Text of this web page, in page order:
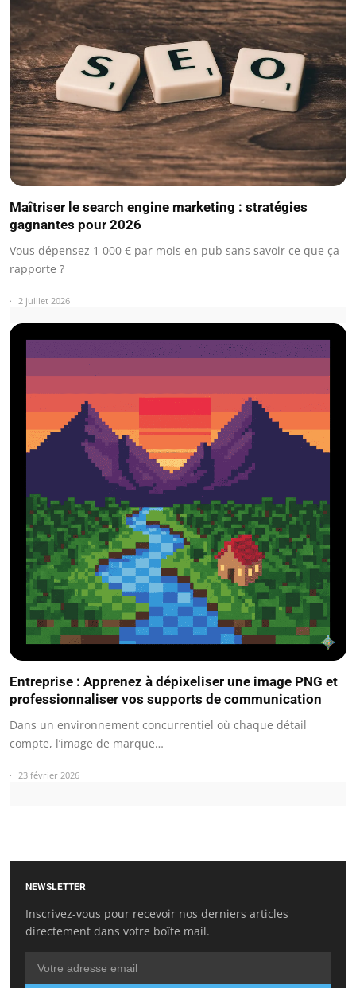
Maîtriser le search engine marketing : stratégies
gagnantes pour 2026
Vous dépensez 1 000 € par mois en pub sans savoir ce que ça
rapporte ?
2 juillet 2026
Entreprise : Apprenez à dépixeliser une image PNG et
professionnaliser vos supports de communication
Dans un environnement concurrentiel où chaque détail
compte, l’image de marque…
23 février 2026
NEWSLETTER
Inscrivez-vous pour recevoir nos derniers articles
directement dans votre boîte mail.